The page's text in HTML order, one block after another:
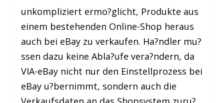
unkompliziert ermo?glicht, Produkte aus
einem bestehenden Online-Shop heraus
auch bei eBay zu verkaufen. Ha?ndler mu?
ssen dazu keine Abla?ufe vera?ndern, da
VIA-eBay nicht nur den Einstellprozess bei
eBay u?bernimmt, sondern auch die